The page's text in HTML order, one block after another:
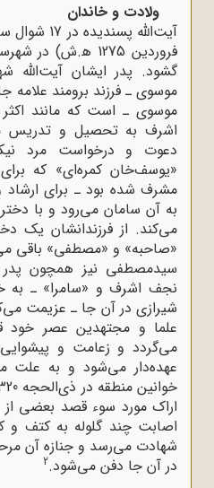
ولادت و خاندان
فروردین 1275
گشود. پدر ایشان
موسوی ـ فرزند برومند علامه
موسوی ـ است که مانند
اشرف به تحصیل و تدریس
دعوت و درخواست مرد
«یوسف‌خان کمره‌ای» که
مشرف شده بود ـ برای
به آن سامان می‌رود و با
می‌کند. از فرزندانشان یک
«صاحبه» و «مصطفی» باقی
سیدمصطفی نیز همچون پدر
نجف اشرف و «سامرا» ـ به
شیرازی در آن جا ـ عزیمت
علما و مجتهدین عصر خود
می‌گردد و زعامت و
عهده‌دار می‌شود و به علت
اراک مورد سوء قصد بعضی از
شهادت می‌رسد و جنازه آن
در آن جا دفن می‌شود.2